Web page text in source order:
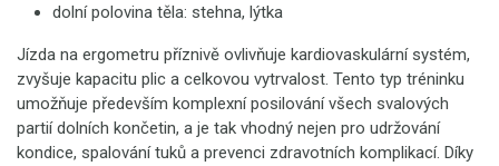
dolní polovina těla: stehna, lýtka
Jízda na ergometru příznivě ovlivňuje kardiovaskulární systém,
zvyšuje kapacitu plic a celkovou vytrvalost. Tento typ tréninku
umožňuje především komplexní posilování všech svalových
partií dolních končetin, a je tak vhodný nejen pro udržování
kondice, spalování tuků a prevenci zdravotních komplikací. Díky